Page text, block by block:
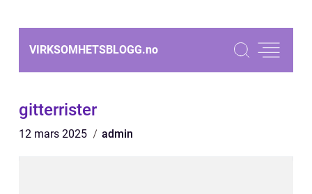
VIRKSOMHETSBLOGG.no
gitterrister
12 mars 2025 admin